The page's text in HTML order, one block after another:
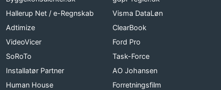
Hallerup Net / e-Regnskab
Visma DataLøn
Adtimize
ClearBook
VideoVicer
Ford Pro
SoRoTo
Task-Force
Installatør Partner
AO Johansen
Human House
Forretningsfilm